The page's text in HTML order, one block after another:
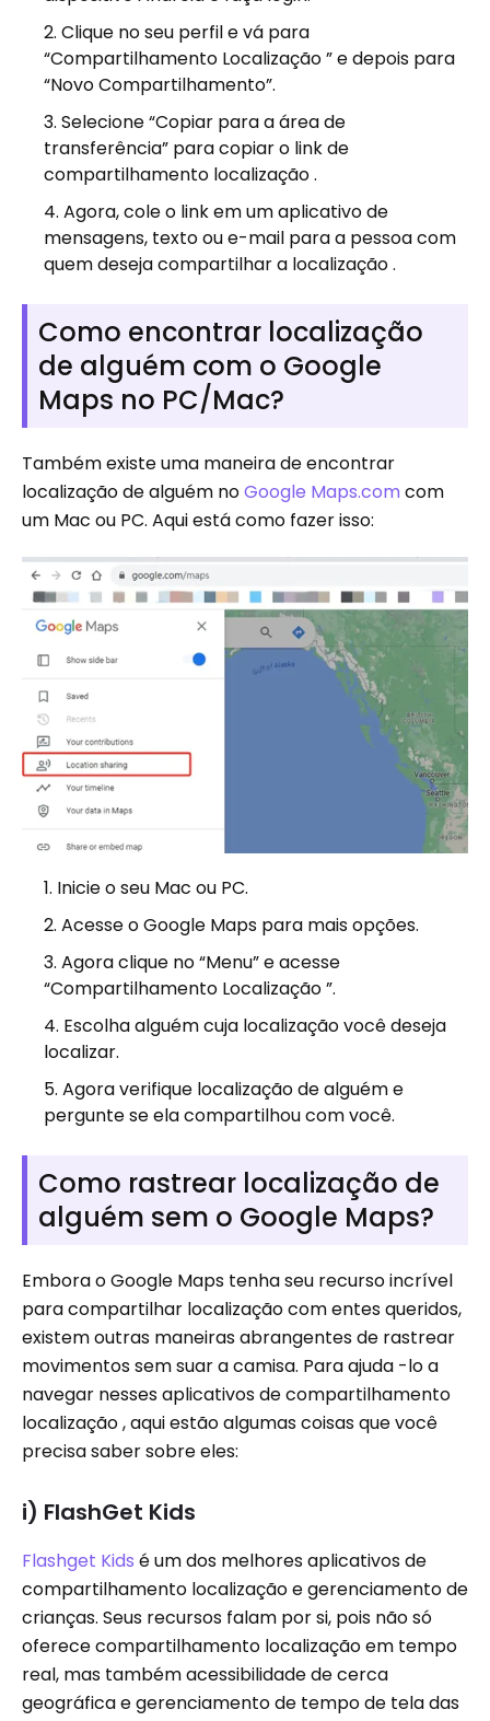
Clique no seu perfil e vá para
“Compartilhamento Localização ” e depois para
“Novo Compartilhamento”.
Selecione “Copiar para a área de
transferência” para copiar o link de
compartilhamento localização .
Agora, cole o link em um aplicativo de
mensagens, texto ou e-mail para a pessoa com
quem deseja compartilhar a localização .
Como encontrar localização
de alguém com o Google
Maps no PC/Mac?
Também existe uma maneira de encontrar
localização de alguém noGoogle Maps.com com
um Mac ou PC. Aqui está como fazer isso:
Inicie o seu Mac ou PC.
Acesse o Google Maps para mais opções.
Agora clique no “Menu” e acesse
“Compartilhamento Localização ”.
Escolha alguém cuja localização você deseja
localizar.
Agora verifique localização de alguém e
pergunte se ela compartilhou com você.
Como rastrear localização de
alguém sem o Google Maps?
Embora o Google Maps tenha seu recurso incrível
para compartilhar localização com entes queridos,
existem outras maneiras abrangentes de rastrear
movimentos sem suar a camisa. Para ajuda -lo a
navegar nesses aplicativos de compartilhamento
localização , aqui estão algumas coisas que você
precisa saber sobre eles:
i) FlashGet Kids
Flashget Kids é um dos melhores aplicativos de
compartilhamento localização e gerenciamento de
crianças. Seus recursos falam por si, pois não só
oferece compartilhamento localização em tempo
real, mas também acessibilidade de cerca
geográfica e gerenciamento de tempo de tela das